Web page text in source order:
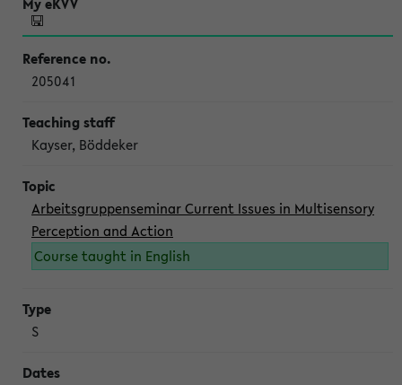
205041
Kayser, Böddeker
Arbeitsgruppenseminar Current Issues in Multisensory
Perception and Action
Course taught in English
S